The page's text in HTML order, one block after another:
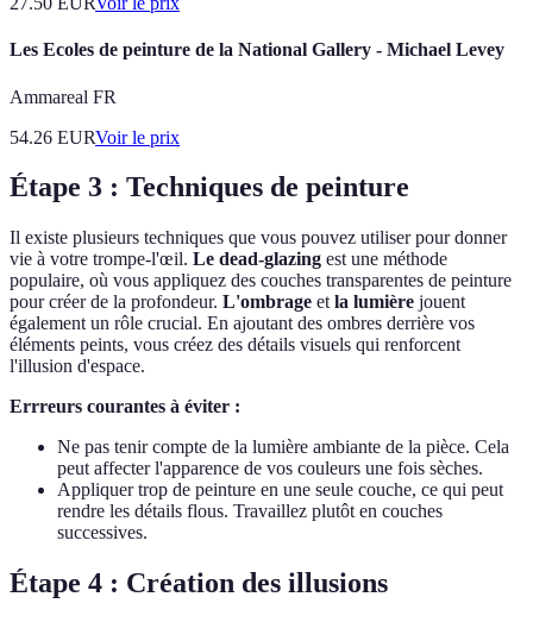
Les Ecoles de peinture de la National Gallery - Michael Levey
Ammareal FR
54.26 EURVoir le prix
Étape 3 : Techniques de peinture
Il existe plusieurs techniques que vous pouvez utiliser pour donner
vie à votre trompe-l'œil. Le dead-glazing est une méthode
populaire, où vous appliquez des couches transparentes de peinture
pour créer de la profondeur. L'ombrage et la lumière jouent
également un rôle crucial. En ajoutant des ombres derrière vos
éléments peints, vous créez des détails visuels qui renforcent
l'illusion d'espace.
Errreurs courantes à éviter :
Ne pas tenir compte de la lumière ambiante de la pièce. Cela
peut affecter l'apparence de vos couleurs une fois sèches.
Appliquer trop de peinture en une seule couche, ce qui peut
rendre les détails flous. Travaillez plutôt en couches
successives.
Étape 4 : Création des illusions